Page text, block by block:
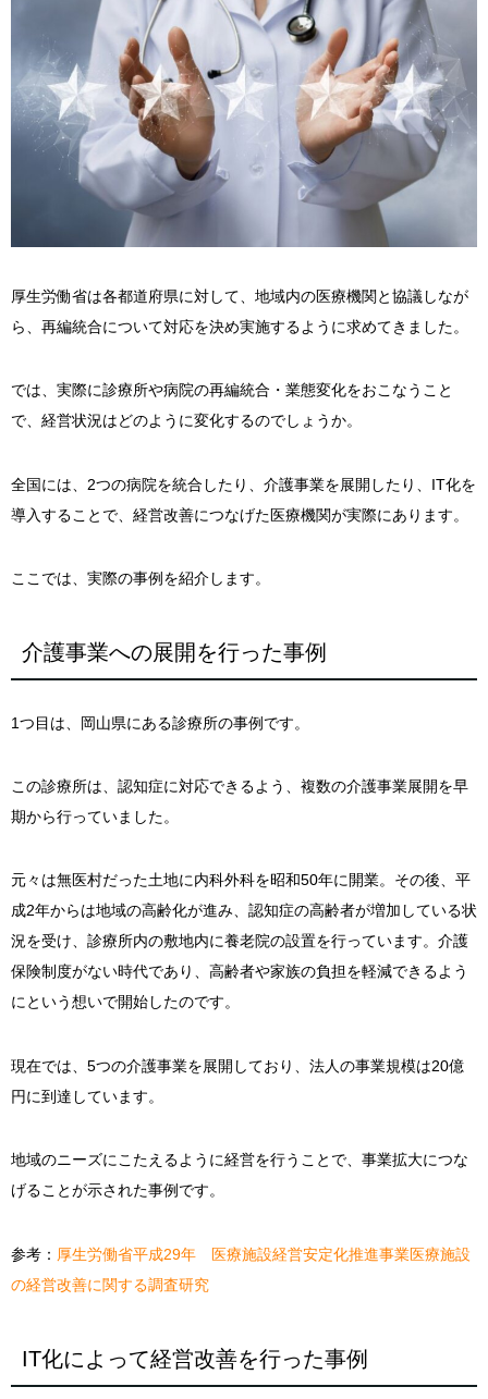
厚生労働省は各都道府県に対して、地域内の医療機関と協議しなが
ら、再編統合について対応を決め実施するように求めてきました。
では、実際に診療所や病院の再編統合・業態変化をおこなうこと
で、経営状況はどのように変化するのでしょうか。
全国には、2つの病院を統合したり、介護事業を展開したり、IT化を
導入することで、経営改善につなげた医療機関が実際にあります。
ここでは、実際の事例を紹介します。
介護事業への展開を行った事例
1つ目は、岡山県にある診療所の事例です。
この診療所は、認知症に対応できるよう、複数の介護事業展開を早
期から行っていました。
元々は無医村だった土地に内科外科を昭和50年に開業。その後、平
成2年からは地域の高齢化が進み、認知症の高齢者が増加している状
況を受け、診療所内の敷地内に養老院の設置を行っています。介護
保険制度がない時代であり、高齢者や家族の負担を軽減できるよう
にという想いで開始したのです。
現在では、5つの介護事業を展開しており、法人の事業規模は20億
円に到達しています。
地域のニーズにこたえるように経営を行うことで、事業拡大につな
げることが示された事例です。
参考： 厚生労働省平成29年 医療施設経営安定化推進事業医療施設
の経営改善に関する調査研究
IT化によって経営改善を行った事例